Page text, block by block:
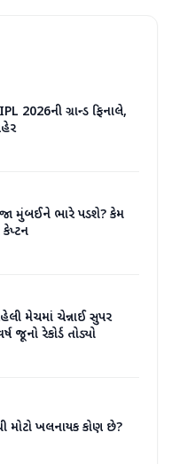
2026ની ગ્રાન્ડ ફિનાલે,
મુંબઈને ભારે પડશે? કેમ
મેચમાં ચેન્નાઈ સુપર
જૂનો રેકોર્ડ તોડ્યો
મોટો ખલનાયક કોણ છે?